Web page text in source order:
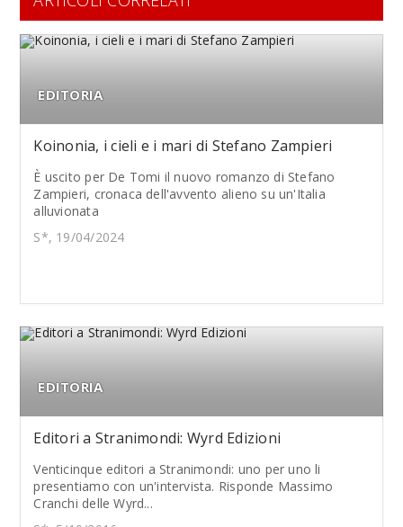
EDITORIA
Koinonia, i cieli e i mari di Stefano Zampieri
È uscito per De Tomi il nuovo romanzo di Stefano
Zampieri, cronaca dell'avvento alieno su un'Italia
alluvionata
S*, 19/04/2024
EDITORIA
Editori a Stranimondi: Wyrd Edizioni
Venticinque editori a Stranimondi: uno per uno li
presentiamo con un'intervista. Risponde Massimo
Cranchi delle Wyrd...